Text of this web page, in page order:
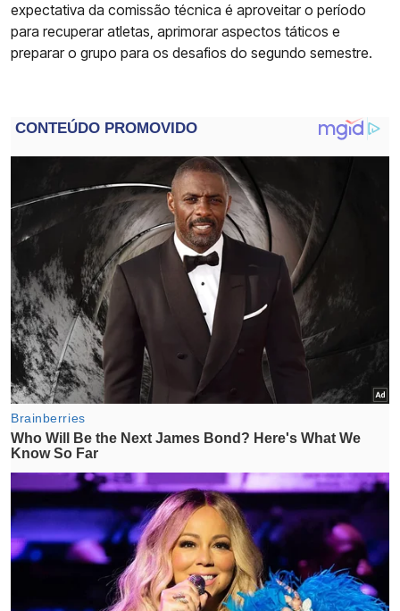
expectativa da comissão técnica é aproveitar o período
para recuperar atletas, aprimorar aspectos táticos e
preparar o grupo para os desafios do segundo semestre.